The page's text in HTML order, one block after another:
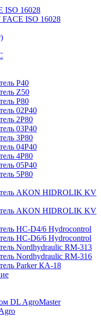
ISO 16028
ISO 16028
P40
Z50
P80
02P40
2P80
03P40
3P80
04P40
4P80
05P40
5P80
AKON HIDROLIK KV
AKON HIDROLIK KV
HC-D4/6 Hydrocontrol
HC-D6/6 Hydrocontrol
Nordhydraulic RM-313
Nordhydraulic RM-316
Parker КА-18
DL AgroMaster